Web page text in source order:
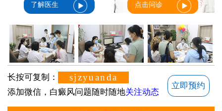
了解医生 点击问诊
长按可复制： sjzyuanda
添加微信，白癜风问题随时随地关注动态
立即预约